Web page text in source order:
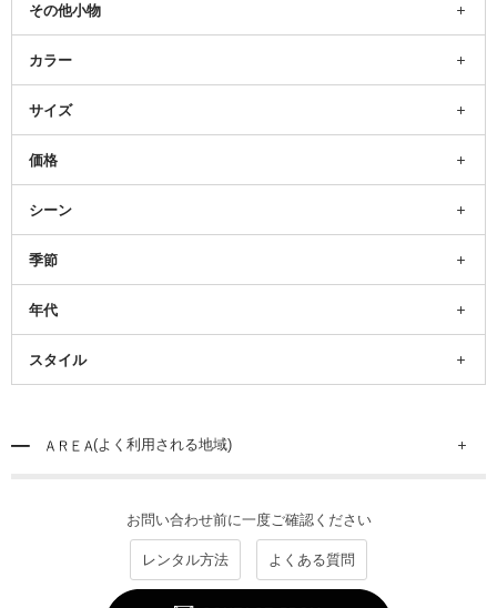
その他小物
カラー
サイズ
価格
シーン
季節
年代
スタイル
(よく利用される地域)
お問い合わせ前に一度ご確認ください
レンタル方法 よくある質問